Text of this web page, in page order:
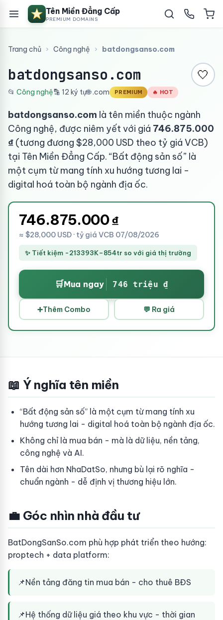
Tên Miền Đẳng Cấp
PREMIUM DOMAINS
Trang chủ › Công nghệ › batdongsanso.com
batdongsanso.com 🤍
📂 Công nghệ🔡 12 ký tự🌐 .com PREMIUM 🔥 HOT
batdongsanso.com là tên miền thuộc ngành
Công nghệ, được niêm yết với giá 746.875.000
₫ (tương đương $28,000 USD theo tỷ giá VCB)
tại Tên Miền Đẳng Cấp. “Bất động sản số” là
một cụm từ mang tính xu hướng tương lai -
digital hoá toàn bộ ngành địa ốc.
746.875.000₫
≈ $28,000 USD · tỷ giá VCB 07/08/2026
✨ Tiết kiệm -213393K–854tr so với giá thị trường
🛒Mua ngay 746 triệu ₫
➕Thêm Combo 💬 Ra giá
📖 Ý nghĩa tên miền
“Bất động sản số” là một cụm từ mang tính xu
hướng tương lai - digital hoá toàn bộ ngành địa ốc.
Không chỉ là mua bán - mà là dữ liệu, nền tảng,
công nghệ và AI.
Tên dài hơn NhaDatSo, nhưng bù lại rõ nghĩa -
chuẩn ngành - dễ định vị thương hiệu lớn.
💼 Góc nhìn nhà đầu tư
BatDongSanSo.com phù hợp phát triển theo hướng:
proptech + data platform:
📌Nền tảng đăng tin mua bán - cho thuê BĐS
📌Hệ thống dữ liệu giá theo khu vực - thời gian